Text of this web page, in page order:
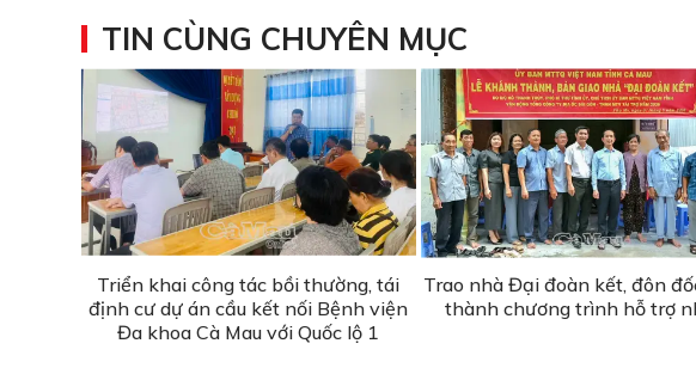
TIN CÙNG CHUYÊN MỤC
Triển khai công tác bồi thường, tái
định cư dự án cầu kết nối Bệnh viện
Đa khoa Cà Mau với Quốc lộ 1
Trao nhà Đại đoàn kết, đôn
thành chương trình hỗ trợ